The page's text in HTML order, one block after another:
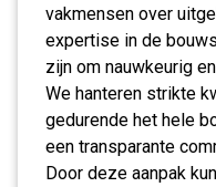
vakmensen over
expertise in de
zijn om nauwkeurig
We hanteren strikte
gedurende het hele
een transparante
Door deze aanpak